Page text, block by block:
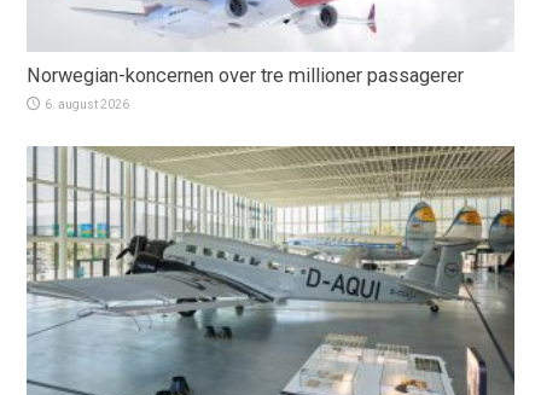
Norwegian-koncernen over tre millioner passagerer
6. august 2026